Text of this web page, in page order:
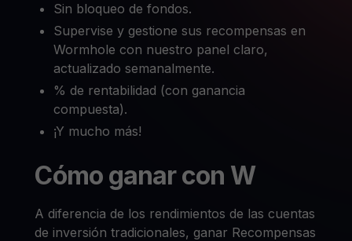
Sin bloqueo de fondos.
Supervise y gestione sus recompensas en
Wormhole con nuestro panel claro,
actualizado semanalmente.
% de rentabilidad (con ganancia
compuesta).
¡Y mucho más!
Cómo ganar con W
A diferencia de los rendimientos de las cuentas
de inversión tradicionales, ganar Recompensas